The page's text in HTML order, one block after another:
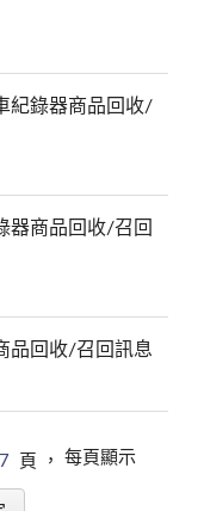
紀錄器商品回收/
器商品回收/召回
品回收/召回訊息
頁 ， 每頁顯示